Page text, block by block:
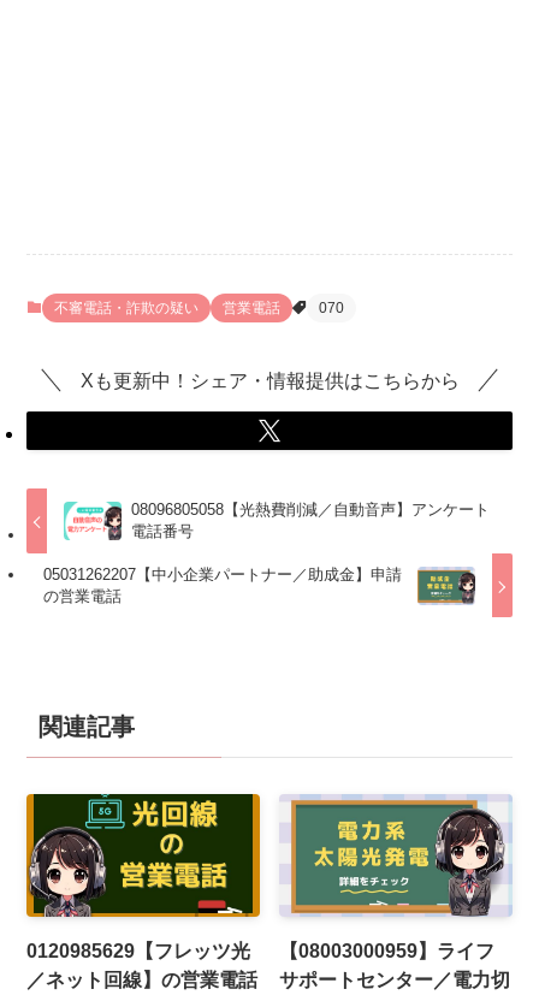
不審電話・詐欺の疑い 営業電話 070
Xも更新中！シェア・情報提供はこちらから
08096805058【光熱費削減／自動音声】アンケート
電話番号
05031262207【中小企業パートナー／助成金】申請
の営業電話
関連記事
0120985629【フレッツ光
／ネット回線】の営業電話
【08003000959】ライフ
サポートセンター／電力切